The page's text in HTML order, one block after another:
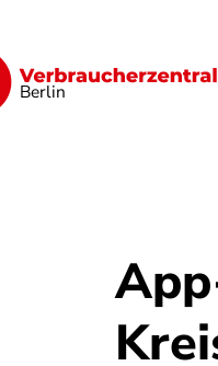
BerlinDigitales